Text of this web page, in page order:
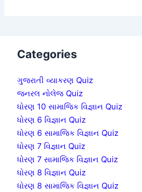
Categories
ગુજરાતી વ્યાકરણ Quiz
જનરલ નોલેજ Quiz
ધોરણ 10 સામાજિક વિજ્ઞાન Quiz
ધોરણ 6 વિજ્ઞાન Quiz
ધોરણ 6 સામાજિક વિજ્ઞાન Quiz
ધોરણ 7 વિજ્ઞાન Quiz
ધોરણ 7 સામાજિક વિજ્ઞાન Quiz
ધોરણ 8 વિજ્ઞાન Quiz
ધોરણ 8 સામાજિક વિજ્ઞાન Quiz